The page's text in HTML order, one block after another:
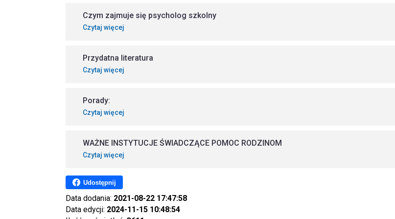
Czym zajmuje się psycholog szkolny
Czytaj więcej
Przydatna literatura
Czytaj więcej
Porady:
Czytaj więcej
WAŻNE INSTYTUCJE ŚWIADCZĄCE POMOC RODZINOM
Czytaj więcej
Udostępnij
Data dodania: 2021-08-22 17:47:58
Data edycji: 2024-11-15 10:48:54